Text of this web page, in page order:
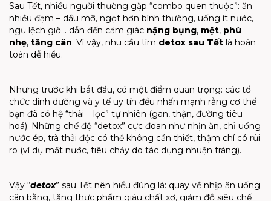
Sau Tết, nhiều người thường gặp “combo quen thuộc”: ăn
nhiều đạm – dầu mỡ, ngọt hơn bình thường, uống ít nước,
ngủ lệch giờ… dẫn đến cảm giác nặng bụng, mệt, phù
nhẹ, tăng cân. Vì vậy, nhu cầu tìm detox sau Tết là hoàn
toàn dễ hiểu.
Nhưng trước khi bắt đầu, có một điểm quan trọng: các tổ
chức dinh dưỡng và y tế uy tín đều nhấn mạnh rằng cơ thể
bạn đã có hệ “thải – lọc” tự nhiên (gan, thận, đường tiêu
hoá). Những chế độ “detox” cực đoan như nhịn ăn, chỉ uống
nước ép, trà thải độc có thể không cần thiết, thậm chí có rủi
ro (ví dụ mất nước, tiêu chảy do tác dụng nhuận tràng).
Vậy “detox” sau Tết nên hiểu đúng là: quay về nhịp ăn uống
cân bằng, tăng thực phẩm giàu chất xơ, giảm đồ siêu chế